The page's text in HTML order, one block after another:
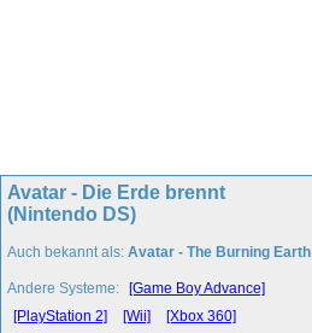
Avatar - Die Erde brennt
(Nintendo DS)
Auch bekannt als: Avatar - The Burning Earth
Andere Systeme: [Game Boy Advance]
[PlayStation 2]
[Wii] [Xbox 360]